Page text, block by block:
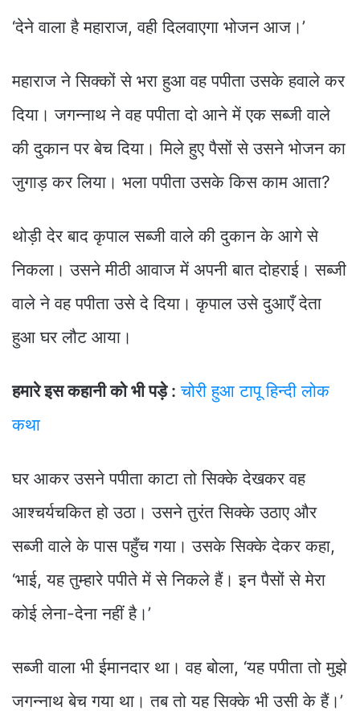
‘देने वाला है महाराज, वही दिलवाएगा भोजन आज।’
महाराज ने सिक्‍कों से भरा हुआ वह पपीता उसके हवाले कर
दिया। जगन्नाथ ने वह पपीता दो आने में एक सब्जी वाले
की दुकान पर बेच दिया। मिले हुए पैसों से उसने भोजन का
जुगाड़ कर लिया। भला पपीता उसके किस काम आता?
थोड़ी देर बाद कृपाल सब्जी वाले की दुकान के आगे से
निकला। उसने मीठी आवाज में अपनी बात दोहराई। सब्जी
वाले ने वह पपीता उसे दे दिया। कृपाल उसे दुआएँ देता
हुआ घर लौट आया।
हमारे इस कहानी को भी पड़े : चोरी हुआ टापू हिन्दी लोक
कथा
घर आकर उसने पपीता काटा तो सिक्के देखकर वह
आश्चर्यचकित हो उठा। उसने तुरंत सिक्के उठाए और
सब्जी वाले के पास पहुँच गया। उसके सिक्‍के देकर कहा,
‘भाई, यह तुम्हारे पपीते में से निकले हैं। इन पैसों से मेरा
कोई लेना-देना नहीं है।’
सब्जी वाला भी ईमानदार था। वह बोला, ‘यह पपीता तो मुझे
जगन्नाथ बेच गया था। तब तो यह सिक्‍के भी उसी के हैं।’